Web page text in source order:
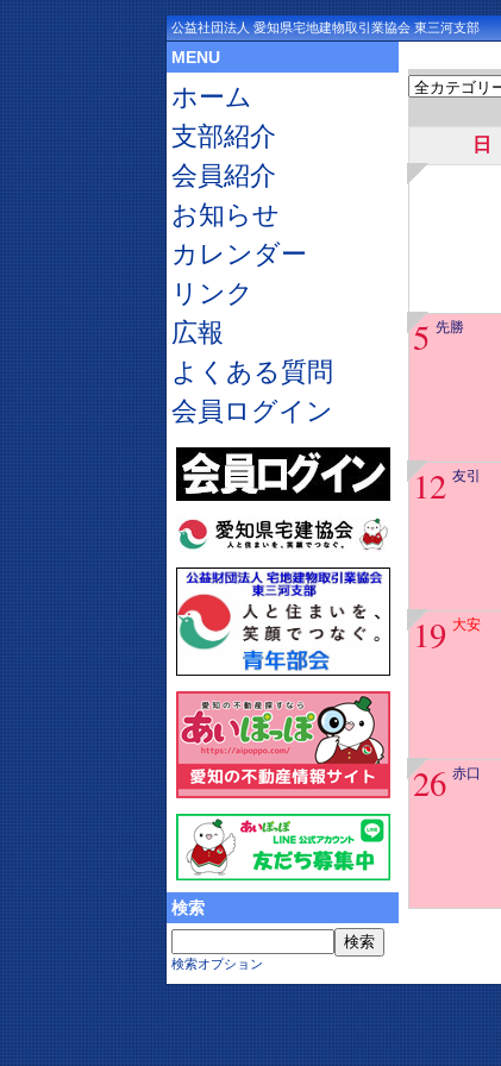
公益社団法人 愛知県宅地建物取引業協会 東三河支部
日
5 先勝
12 友引
19 大安
26 赤口
MENU
ホーム
支部紹介
会員紹介
お知らせ
カレンダー
リンク
広報
よくある質問
会員ログイン
検索
検索オプション